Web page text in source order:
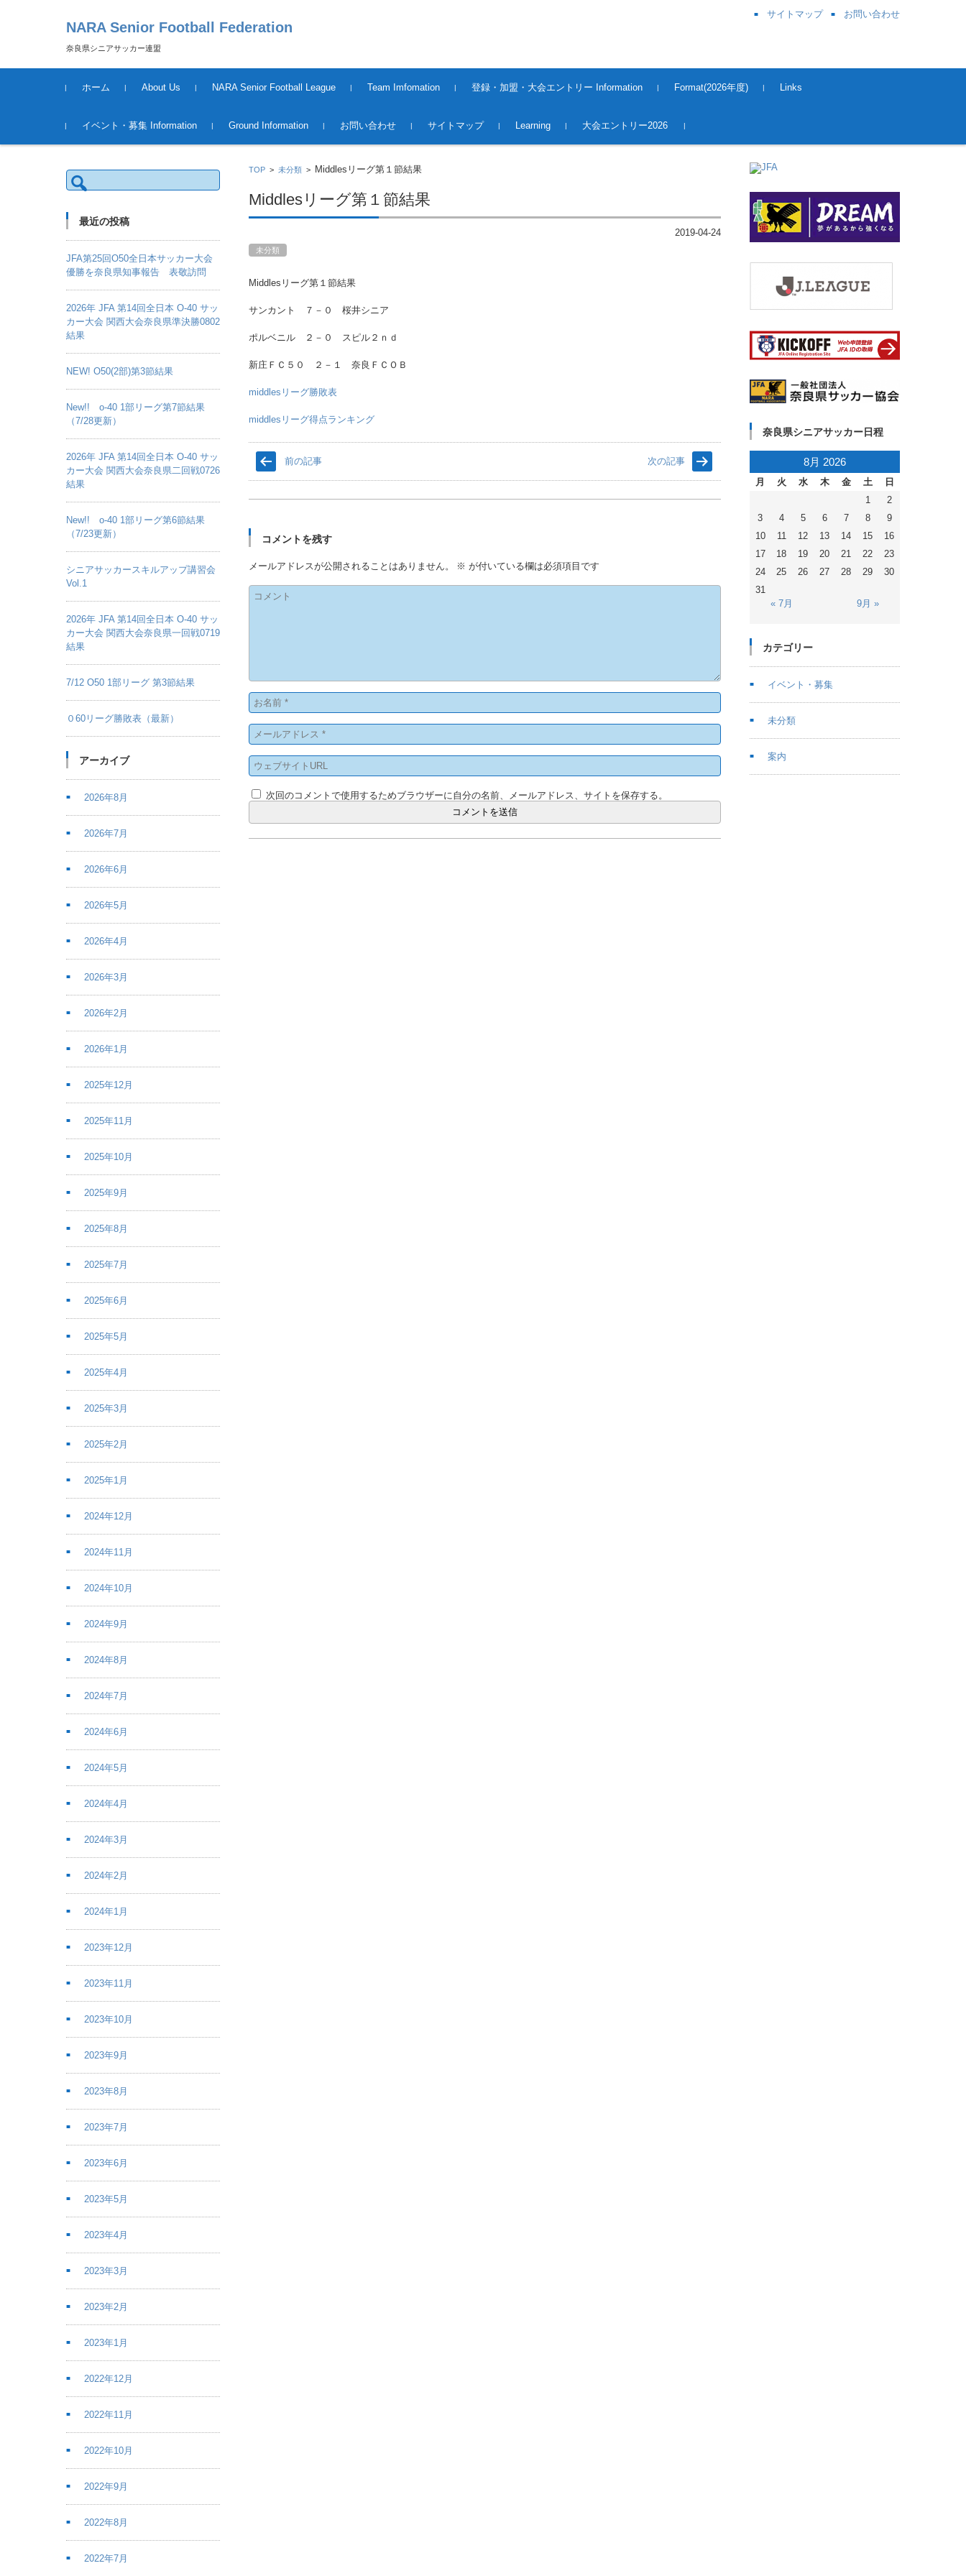
NARA Senior Football Federation
奈良県シニアサッカー連盟
サイトマップ お問い合わせ
コンテンツに移動
ホーム
About Us NARA Senior Football League
運営について
League Schedule &Result 2008〜2013Season
2014〜2015Season
2015〜2016Season
2016〜2017Season
2017〜2018Season
2018〜2019season
2019~2020season
2020〜2021 season
2021〜2022 season
2022〜2023 season
2023〜2024 season
2024〜2025 season
2025〜2026 Season
Tournament Information &
2016〜2017 Season（大
2017〜2018 Season（大
2018~2019season（大会）
2019～2020season（大会）
2020～2021season（大会）
2021～2022season（大会）
2022～2023season（大会）
2023～2024season（大会）
2024〜2025season(大会）
2025〜2026season(大会）
Team Imfomation
Premiere League Team
1st.Division Team
2nd.Division Team
Middles League Team【O5
登録・加盟・大会エントリー Information
登録・加盟
大会エントリー 2017
大会エントリー 2018
大会エントリー2019
大会エントリー2020
大会エントリー2021
大会エントリー2022
大会エントリー2023
大会エントリー2026
Format(2026年度) Links
イベント・募集 Information Ground Information お問い合わせ サイトマップ Learning 大会エントリー2026
TOP >未分類 > Middlesリーグ第１節結果
Middlesリーグ第１節結果
2019-04-24
未分類
Middlesリーグ第１節結果
サンカント ７－０ 桜井シニア
ポルベニル ２－０ スピル２ｎｄ
新庄ＦＣ５０ ２－１ 奈良ＦＣＯＢ
middlesリーグ勝敗表
middlesリーグ得点ランキング
前の記事 次の記事
コメントを残す
メールアドレスが公開されることはありません。 ※ が付いている欄は必須項目です
次回のコメントで使用するためブラウザーに自分の名前、メールアドレス、サイトを保存する。
検
索:
最近の投稿
JFA第25回O50全日本サッカー大会
優勝を奈良県知事報告 表敬訪問
2026年 JFA 第14回全日本 O-40 サッ
カー大会 関西大会奈良県準決勝0802
結果
NEW! O50(2部)第3節結果
New!! o-40 1部リーグ第7節結果
（7/28更新）
2026年 JFA 第14回全日本 O-40 サッ
カー大会 関西大会奈良県二回戦0726
結果
New!! o-40 1部リーグ第6節結果
（7/23更新）
シニアサッカースキルアップ講習会
Vol.1
2026年 JFA 第14回全日本 O-40 サッ
カー大会 関西大会奈良県一回戦0719
結果
7/12 O50 1部リーグ 第3節結果
０60リーグ勝敗表（最新）
アーカイブ
2026年8月
2026年7月
2026年6月
2026年5月
2026年4月
2026年3月
2026年2月
2026年1月
2025年12月
2025年11月
2025年10月
2025年9月
2025年8月
2025年7月
2025年6月
2025年5月
2025年4月
2025年3月
2025年2月
2025年1月
2024年12月
2024年11月
2024年10月
2024年9月
2024年8月
2024年7月
2024年6月
2024年5月
2024年4月
2024年3月
2024年2月
2024年1月
2023年12月
2023年11月
2023年10月
2023年9月
2023年8月
2023年7月
2023年6月
2023年5月
2023年4月
2023年3月
2023年2月
2023年1月
2022年12月
2022年11月
2022年10月
2022年9月
2022年8月
2022年7月
奈良県シニアサッカー日程
8月 2026
月 火 水 木 金 土
日
1
2
3
4 5 6 7 8
9
10
11 12 13 14 15
16
17
18 19 20 21 22
23
24
25 26 27 28 29
30
31
« 7月
9月 »
カテゴリー
イベント・募集
未分類
案内